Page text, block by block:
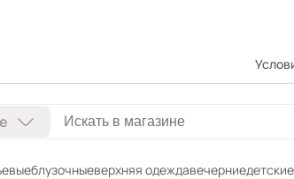
блузочныеверхняя одеждавечерниедетские